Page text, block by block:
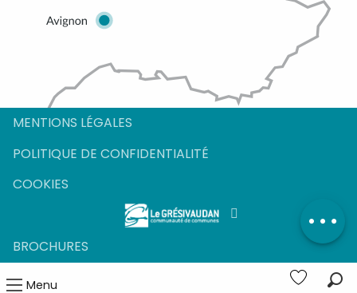
Menu
MENTIONS LÉGALES
POLITIQUE DE CONFIDENTIALITÉ
COOKIES
BROCHURES